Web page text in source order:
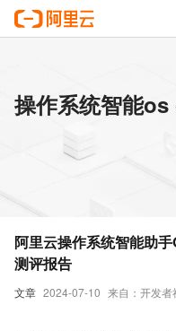
操作系统智能
文章 2024-07-10 来自：开发者
阿里云操作系统智能助
测评报告